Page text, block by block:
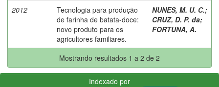
2012
Tecnologia para produção
de farinha de batata-doce:
novo produto para os
agricultores familiares.
NUNES, M. U. C.;
CRUZ, D. P. da;
FORTUNA, A.
Mostrando resultados 1 a 2 de 2
Indexado por